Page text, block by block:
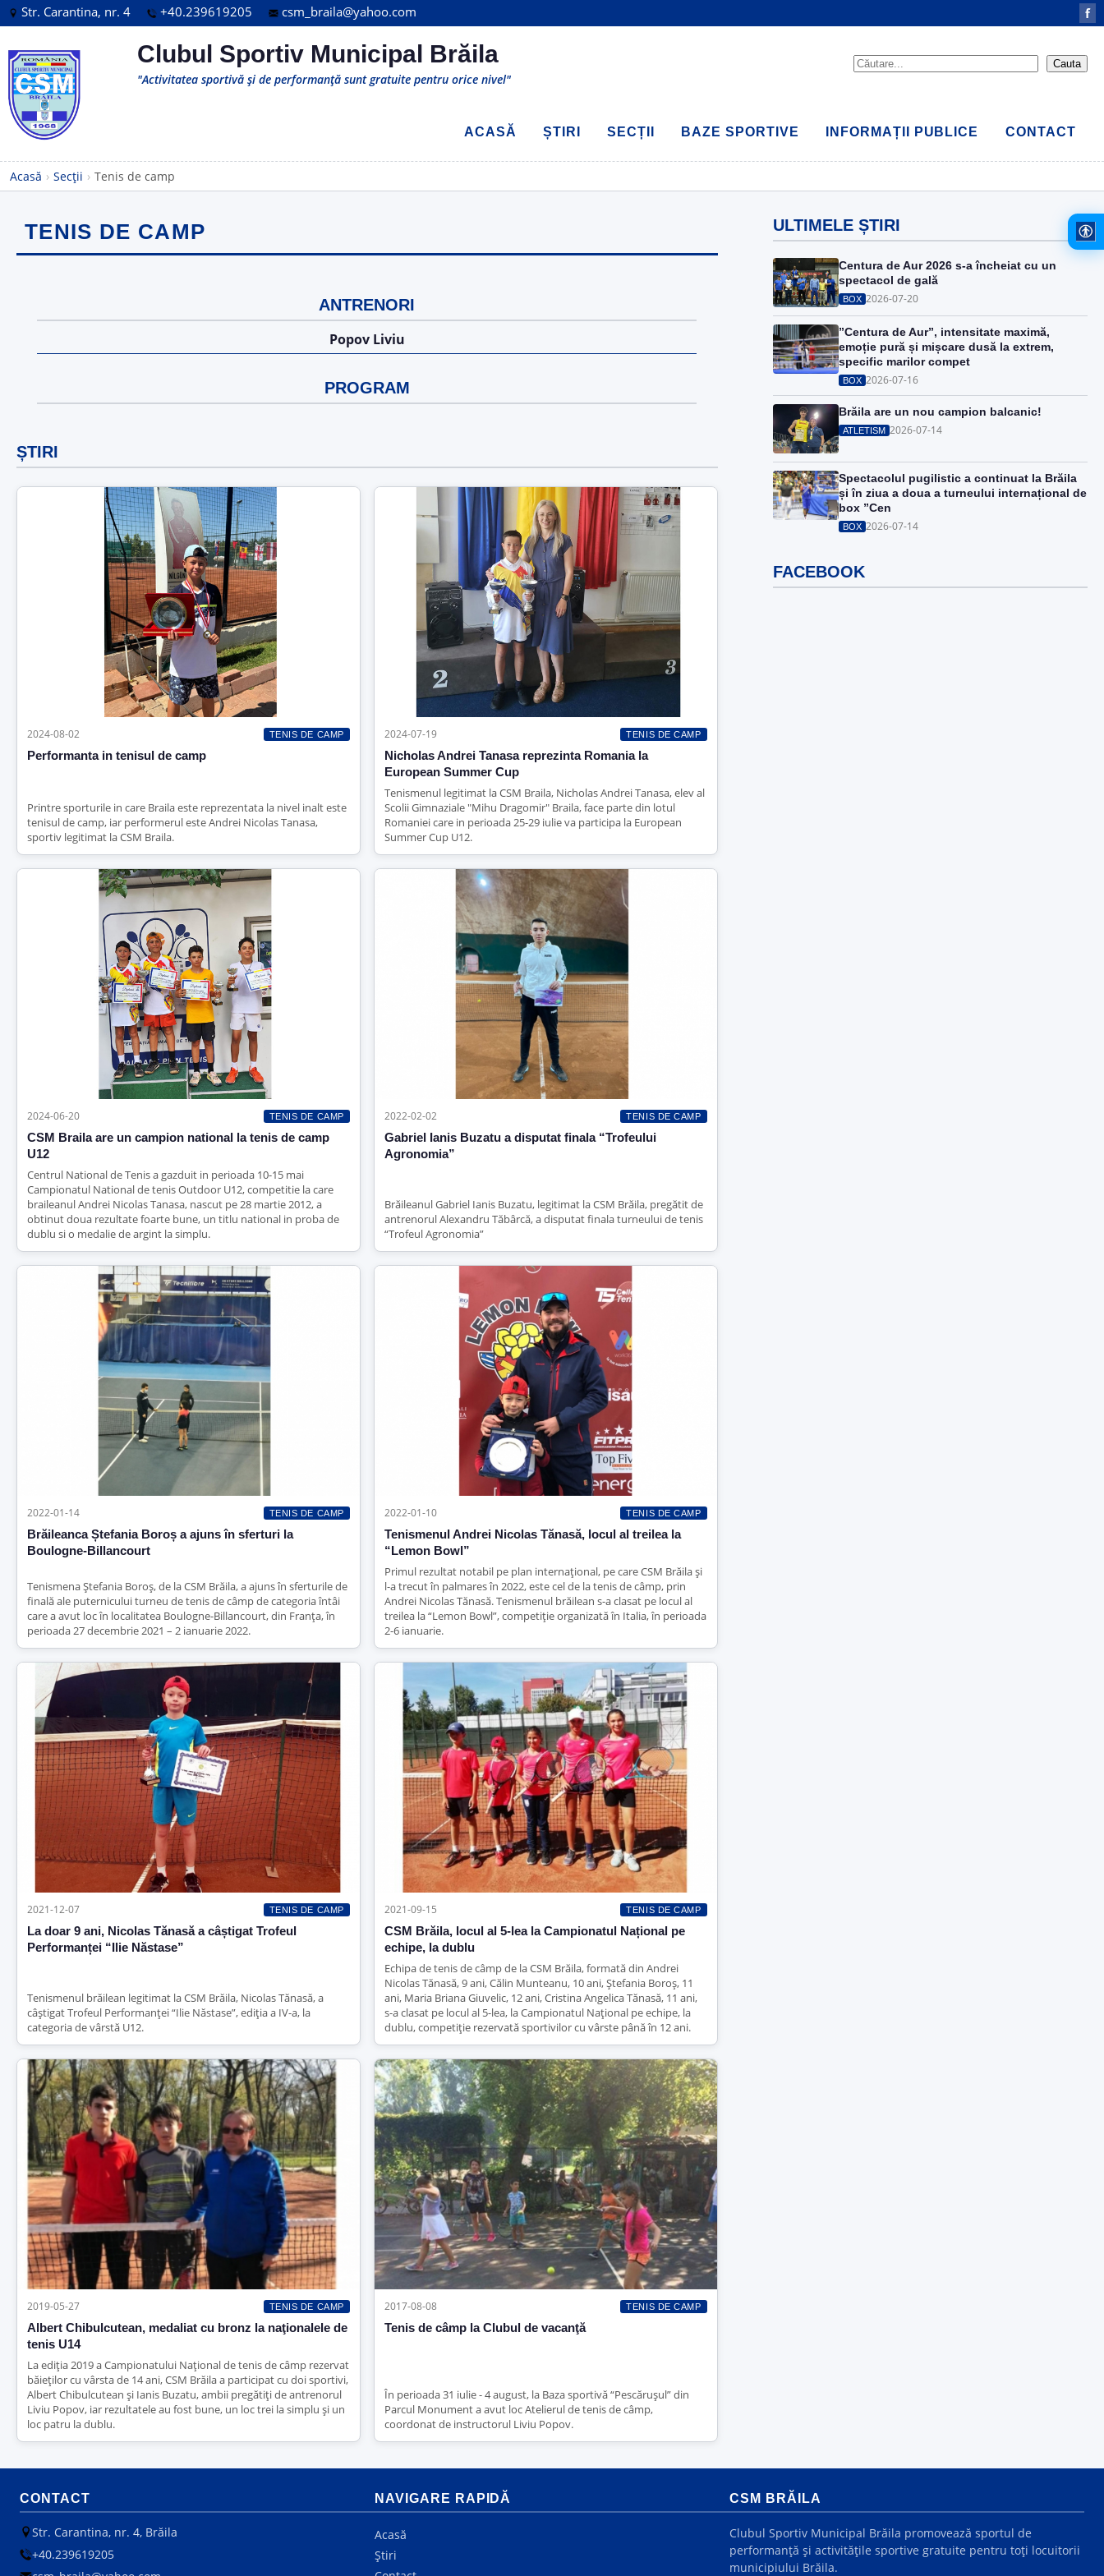
Str. Carantina, nr. 4 +40.239619205 csm_braila@yahoo.com f
Clubul Sportiv Municipal Brăila
"Activitatea sportivă și de performanță sunt gratuite pentru orice nivel"
ACASĂ ȘTIRI SECȚII BAZE SPORTIVE INFORMAȚII PUBLICE CONTACT
Acasă › Secții › Tenis de camp
TENIS DE CAMP
ANTRENORI
Popov Liviu
PROGRAM
ȘTIRI
2024-08-02 TENIS DE CAMP
Performanta in tenisul de camp
Printre sporturile in care Braila este reprezentata la nivel inalt este
tenisul de camp, iar performerul este Andrei Nicolas Tanasa,
sportiv legitimat la CSM Braila.
2024-07-19 TENIS DE CAMP
Nicholas Andrei Tanasa reprezinta Romania la
European Summer Cup
Tenismenul legitimat la CSM Braila, Nicholas Andrei Tanasa, elev al
Scolii Gimnaziale "Mihu Dragomir" Braila, face parte din lotul
Romaniei care in perioada 25-29 iulie va participa la European
Summer Cup U12.
2024-06-20 TENIS DE CAMP
CSM Braila are un campion national la tenis de camp
U12
Centrul National de Tenis a gazduit in perioada 10-15 mai
Campionatul National de tenis Outdoor U12, competitie la care
braileanul Andrei Nicolas Tanasa, nascut pe 28 martie 2012, a
obtinut doua rezultate foarte bune, un titlu national in proba de
dublu si o medalie de argint la simplu.
2022-02-02 TENIS DE CAMP
Gabriel Ianis Buzatu a disputat finala “Trofeului
Agronomia”
Brăileanul Gabriel Ianis Buzatu, legitimat la CSM Brăila, pregătit de
antrenorul Alexandru Tăbârcă, a disputat finala turneului de tenis
“Trofeul Agronomia”
2022-01-14 TENIS DE CAMP
Brăileanca Ștefania Boroș a ajuns în sferturi la
Boulogne-Billancourt
Tenismena Ștefania Boroș, de la CSM Brăila, a ajuns în sferturile de
finală ale puternicului turneu de tenis de câmp de categoria întâi
care a avut loc în localitatea Boulogne-Billancourt, din Franța, în
perioada 27 decembrie 2021 – 2 ianuarie 2022.
2022-01-10 TENIS DE CAMP
Tenismenul Andrei Nicolas Tănasă, locul al treilea la
“Lemon Bowl”
Primul rezultat notabil pe plan internațional, pe care CSM Brăila și
l-a trecut în palmares în 2022, este cel de la tenis de câmp, prin
Andrei Nicolas Tănasă. Tenismenul brăilean s-a clasat pe locul al
treilea la “Lemon Bowl”, competiție organizată în Italia, în perioada
2-6 ianuarie.
2021-12-07 TENIS DE CAMP
La doar 9 ani, Nicolas Tănasă a câștigat Trofeul
Performanței “Ilie Năstase”
Tenismenul brăilean legitimat la CSM Brăila, Nicolas Tănasă, a
câștigat Trofeul Performanței “Ilie Năstase”, ediția a IV-a, la
categoria de vârstă U12.
2021-09-15 TENIS DE CAMP
CSM Brăila, locul al 5-lea la Campionatul Național pe
echipe, la dublu
Echipa de tenis de câmp de la CSM Brăila, formată din Andrei
Nicolas Tănasă, 9 ani, Călin Munteanu, 10 ani, Ștefania Boroș, 11
ani, Maria Briana Giuvelic, 12 ani, Cristina Angelica Tănasă, 11 ani,
s-a clasat pe locul al 5-lea, la Campionatul Național pe echipe, la
dublu, competiție rezervată sportivilor cu vârste până în 12 ani.
2019-05-27 TENIS DE CAMP
Albert Chibulcutean, medaliat cu bronz la naţionalele de
tenis U14
La ediţia 2019 a Campionatului Naţional de tenis de câmp rezervat
băieţilor cu vârsta de 14 ani, CSM Brăila a participat cu doi sportivi,
Albert Chibulcutean şi Ianis Buzatu, ambii pregătiţi de antrenorul
Liviu Popov, iar rezultatele au fost bune, un loc trei la simplu şi un
loc patru la dublu.
2017-08-08 TENIS DE CAMP
Tenis de câmp la Clubul de vacanţă
În perioada 31 iulie - 4 august, la Baza sportivă “Pescăruşul” din
Parcul Monument a avut loc Atelierul de tenis de câmp,
coordonat de instructorul Liviu Popov.
ULTIMELE ȘTIRI
Centura de Aur 2026 s-a încheiat cu un
spectacol de gală
BOX 2026-07-20
”Centura de Aur”, intensitate maximă,
emoție pură și mișcare dusă la extrem,
specific marilor compet
BOX 2026-07-16
Brăila are un nou campion balcanic!
ATLETISM 2026-07-14
Spectacolul pugilistic a continuat la Brăila
și în ziua a doua a turneului internațional de
box ”Cen
BOX 2026-07-14
FACEBOOK
CONTACT
Str. Carantina, nr. 4, Brăila
+40.239619205
NAVIGARE RAPIDĂ
Acasă
Știri
CSM BRĂILA
Clubul Sportiv Municipal Brăila promovează sportul de
performanță și activitățile sportive gratuite pentru toți locuitorii
municipiului Brăila.